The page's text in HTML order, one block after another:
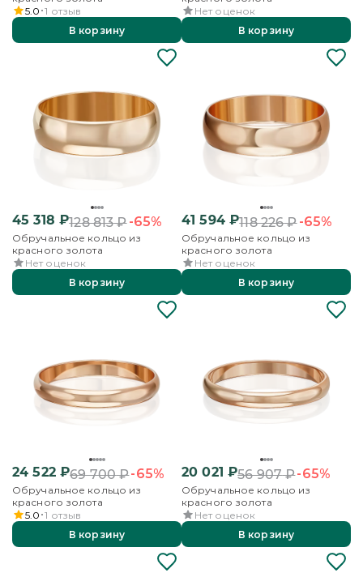
5.0 1 отзыв
В корзину
Нет оценок
В корзину
45 318 ₽128 813₽-65%
Обручальное кольцо из
красного золота
Нет оценок
В корзину
41 594₽118 226₽-65%
Обручальное кольцо из
красного золота
Нет оценок
В корзину
24 522₽69 700₽-65%
Обручальное кольцо из
красного золота
5.0 1 отзыв
В корзину
20 021 ₽56 907₽-65%
Обручальное кольцо из
красного золота
Нет оценок
В корзину